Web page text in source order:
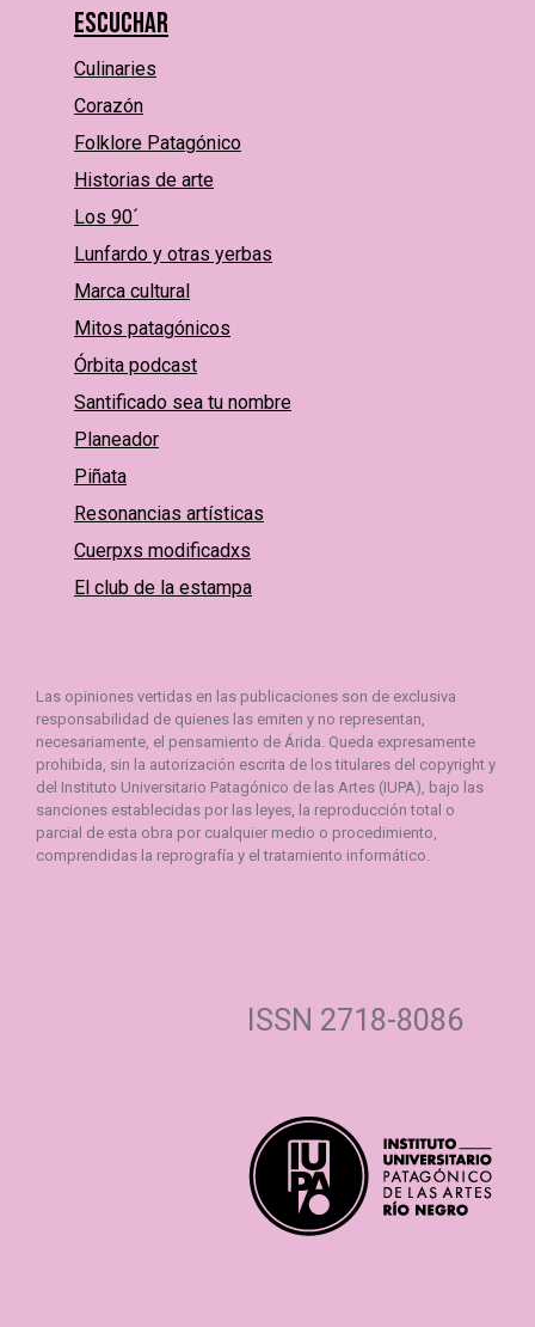
Escuchar
Culinaries
Corazón
Folklore Patagónico
Historias de arte
Los 90´
Lunfardo y otras yerbas
Marca cultural
Mitos patagónicos
Órbita podcast
Santificado sea tu nombre
Planeador
Piñata
Resonancias artísticas
Cuerpxs modificadxs
El club de la estampa
Las opiniones vertidas en las publicaciones son de exclusiva
responsabilidad de quienes las emiten y no representan,
necesariamente, el pensamiento de Árida. Queda expresamente
prohibida, sin la autorización escrita de los titulares del copyright y
del Instituto Universitario Patagónico de las Artes (IUPA), bajo las
sanciones establecidas por las leyes, la reproducción total o
parcial de esta obra por cualquier medio o procedimiento,
comprendidas la reprografía y el tratamiento informático.
ISSN 2718-8086